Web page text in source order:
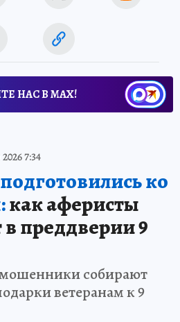
НАС В МАХ!
7:34
ко
как аферисты
преддверии 9
собирают
ветеранам к 9